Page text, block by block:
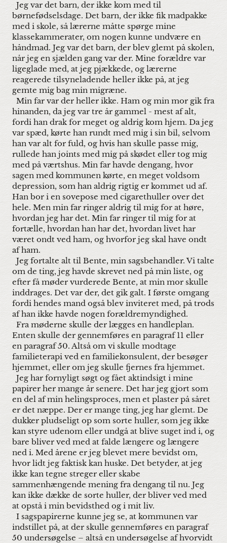
Jeg var det barn, der ikke kom med til
børnefødselsdage. Det barn, der ikke fik madpakke
med i skole, så lærerne måtte spørge mine
klassekammerater, om nogen kunne undvære en
håndmad. Jeg var det barn, der blev glemt på skolen,
når jeg en sjælden gang var der. Mine forældre var
ligeglade med, at jeg pjækkede, og lærerne
reagerede tilsyneladende heller ikke på, at jeg
gemte mig bag min migræne.
Min far var der heller ikke. Ham og min mor gik fra
hinanden, da jeg var tre år gammel - mest af alt,
fordi han drak for meget og aldrig kom hjem. Da jeg
var spæd, kørte han rundt med mig i sin bil, selvom
han var alt for fuld, og hvis han skulle passe mig,
rullede han joints med mig på skødet eller tog mig
med på værtshus. Min far havde dengang, hvor
sagen med kommunen kørte, en meget voldsom
depression, som han aldrig rigtig er kommet ud af.
Han bor i en sovepose med cigarethuller over det
hele. Men min far ringer aldrig til mig for at høre,
hvordan jeg har det. Min far ringer til mig for at
fortælle, hvordan han har det, hvordan livet har
været ondt ved ham, og hvorfor jeg skal have ondt
af ham.
Jeg fortalte alt til Bente, min sagsbehandler. Vi talte
om de ting, jeg havde skrevet ned på min liste, og
efter få møder vurderede Bente, at min mor skulle
inddrages. Det var der, det gik galt. I første omgang
fordi hendes mand også blev inviteret med, på trods
af han ikke havde nogen forældremyndighed.
Fra møderne skulle der lægges en handleplan.
Enten skulle der gennemføres en paragraf 11 eller
en paragraf 50. Altså om vi skulle modtage
familieterapi ved en familiekonsulent, der besøger
hjemmet, eller om jeg skulle fjernes fra hjemmet.
Jeg har fornyligt søgt og fået aktindsigt i mine
papirer her mange år senere. Det har jeg gjort som
en del af min helingsproces, men et plaster på såret
er det næppe. Der er mange ting, jeg har glemt. De
dukker pludseligt op som sorte huller, som jeg ikke
kan styre udenom eller undgå at blive suget ind i, og
bare bliver ved med at falde længere og længere
ned i. Med årene er jeg blevet mere bevidst om,
hvor lidt jeg faktisk kan huske. Det betyder, at jeg
ikke kan tegne streger eller skabe
sammenhængende mening fra dengang til nu. Jeg
kan ikke dække de sorte huller, der bliver ved med
at opstå i min bevidsthed og i mit liv.
I sagspapirerne kunne jeg se, at kommunen var
indstillet på, at der skulle gennemføres en paragraf
50 undersøgelse – altså en undersøgelse af hvorvidt